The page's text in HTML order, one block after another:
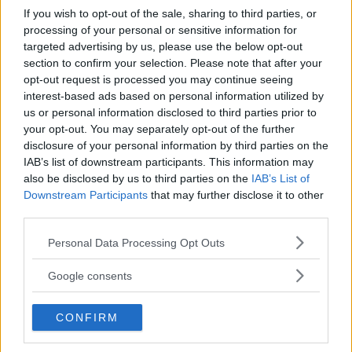
If you wish to opt-out of the sale, sharing to third parties, or
processing of your personal or sensitive information for
targeted advertising by us, please use the below opt-out
section to confirm your selection. Please note that after your
opt-out request is processed you may continue seeing
interest-based ads based on personal information utilized by
us or personal information disclosed to third parties prior to
your opt-out. You may separately opt-out of the further
disclosure of your personal information by third parties on the
IAB’s list of downstream participants. This information may
also be disclosed by us to third parties on the IAB’s List of
Downstream Participants that may further disclose it to other
Please note that this website/app uses one or more Google
not limited to your visit or usage behaviour. You may click to
use your data for below specified purposes in below Google
consent section.
Personal Data Processing Opt Outs
Google consents
CONFIRM